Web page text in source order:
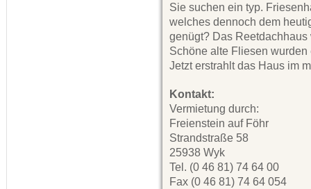
Sie suchen ein typ.
welches dennoch dem
genügt? Das
Schöne alte Fliesen
Jetzt erstrahlt das Haus im
Kontakt:
Vermietung durch:
Freienstein auf Föhr
Strandstraße 58
25938 Wyk
Tel. (0 46 81) 74 64 00
Fax (0 46 81) 74 64 054